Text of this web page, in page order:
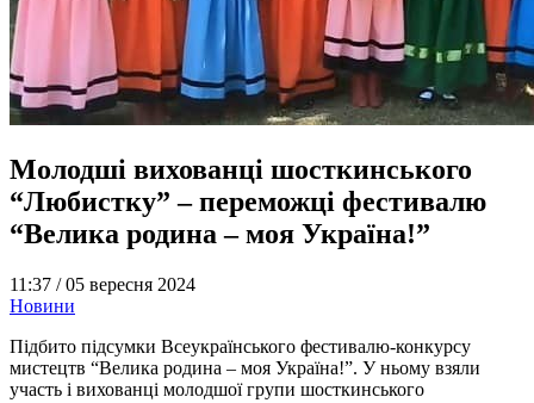
Молодші вихованці шосткинського
“Любистку” – переможці фестивалю
“Велика родина – моя Україна!”
11:37 /05 вересня 2024
Новини
Підбито підсумки Всеукраїнського фестивалю-конкурсу
мистецтв “Велика родина – моя Україна!”. У ньому взяли
участь і вихованці молодшої групи шосткинського